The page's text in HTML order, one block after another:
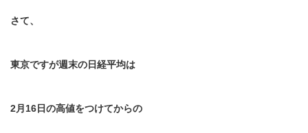
さて、
東京ですが週末の日経平均は
2月 16日の高値をつけてからの